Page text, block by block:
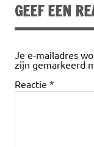
GEEF EEN
Je e-mailadres
zijn gemarkeerd
Reactie *